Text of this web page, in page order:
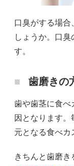
口臭がする場合
しょうか。口
す。
歯磨きの
歯や歯茎に食べ
因となります
元となる食べカ
きちんと歯磨き